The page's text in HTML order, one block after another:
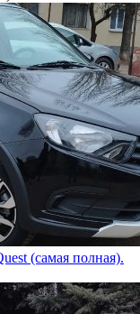
(самая полная).